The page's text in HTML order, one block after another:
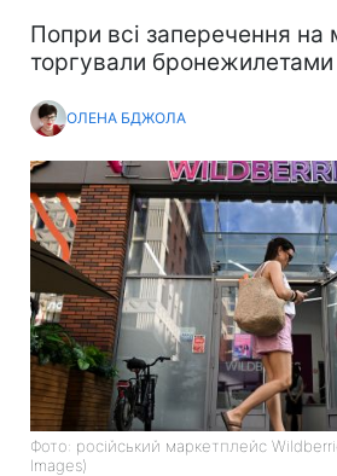
Попри всі заперечення на
торгували бронежилетами
ОЛЕНА БДЖОЛА
Фото: російський маркетплейс
Images)